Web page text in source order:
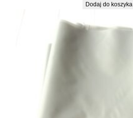
Dodaj do koszyka